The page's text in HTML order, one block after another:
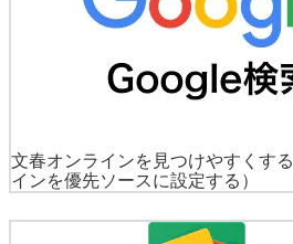
文春オンラインを見つけやすくする
インを優先ソースに設定する）